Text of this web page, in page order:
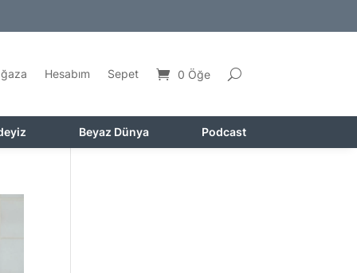
Hesabım Sepet 0 Öğe
Beyaz Dünya Podcast